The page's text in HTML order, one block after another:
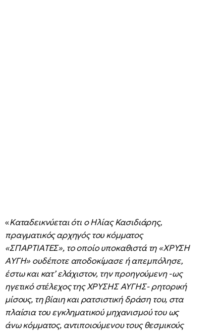
«Καταδεικνύεται ότι ο Ηλίας Κασιδιάρης,
πραγματικός αρχηγός του κόμματος
«ΣΠΑΡΤΙΑΤΕΣ», το οποίο υποκαθιστά τη «ΧΡΥΣΗ
ΑΥΓΗ» ουδέποτε αποδοκίμασε ή απεμπόλησε,
έστω και κατ’ ελάχιστον, την προηγούμενη -ως
ηγετικό στέλεχος της ΧΡΥΣΗΣ ΑΥΓΗΣ- ρητορική
μίσους, τη βίαιη και ρατσιστική δράση του, στα
πλαίσια του εγκληματικού μηχανισμού του ως
άνω κόμματος, αντιποιούμενου τους θεσμικούς